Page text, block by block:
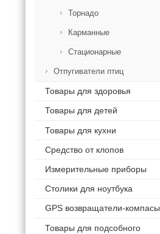
Торнадо
Карманные
Стационарные
Отпугиватели птиц
Товары для здоровья
Товары для детей
Товары для кухни
Средство от клопов
Измерительные приборы
Столики для ноутбука
GPS возвращатели-компасы
Товары для подсобного